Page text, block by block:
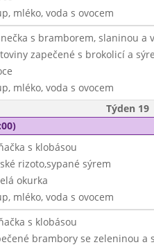
mléko, voda s ovocem
s bramborem, slaninou a
zapečené s brokolicí a
mléko, voda s ovocem
Týden 19
s klobásou
rizoto,sypané sýrem
okurka
mléko, voda s ovocem
s klobásou
brambory se zeleninou a